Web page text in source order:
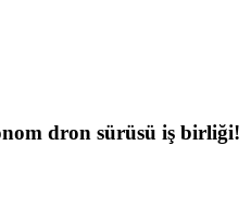
dron sürüsü iş birliği!